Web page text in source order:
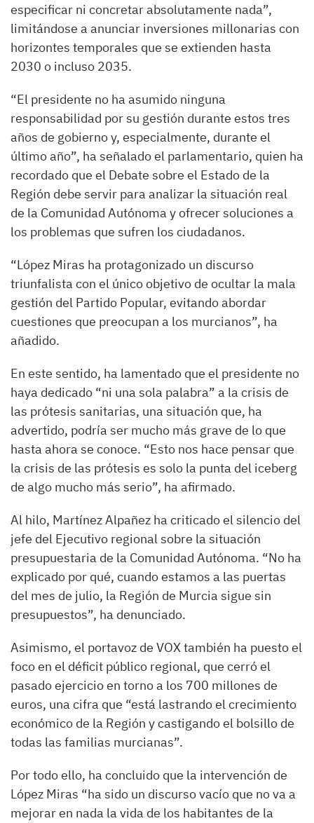
especificar ni concretar absolutamente nada”,
limitándose a anunciar inversiones millonarias con
horizontes temporales que se extienden hasta
2030 o incluso 2035.
“El presidente no ha asumido ninguna
responsabilidad por su gestión durante estos tres
años de gobierno y, especialmente, durante el
último año”, ha señalado el parlamentario, quien ha
recordado que el Debate sobre el Estado de la
Región debe servir para analizar la situación real
de la Comunidad Autónoma y ofrecer soluciones a
los problemas que sufren los ciudadanos.
“López Miras ha protagonizado un discurso
triunfalista con el único objetivo de ocultar la mala
gestión del Partido Popular, evitando abordar
cuestiones que preocupan a los murcianos”, ha
añadido.
En este sentido, ha lamentado que el presidente no
haya dedicado “ni una sola palabra” a la crisis de
las prótesis sanitarias, una situación que, ha
advertido, podría ser mucho más grave de lo que
hasta ahora se conoce. “Esto nos hace pensar que
la crisis de las prótesis es solo la punta del iceberg
de algo mucho más serio”, ha afirmado.
Al hilo, Martínez Alpañez ha criticado el silencio del
jefe del Ejecutivo regional sobre la situación
presupuestaria de la Comunidad Autónoma. “No ha
explicado por qué, cuando estamos a las puertas
del mes de julio, la Región de Murcia sigue sin
presupuestos”, ha denunciado.
Asimismo, el portavoz de VOX también ha puesto el
foco en el déficit público regional, que cerró el
pasado ejercicio en torno a los 700 millones de
euros, una cifra que “está lastrando el crecimiento
económico de la Región y castigando el bolsillo de
todas las familias murcianas”.
Por todo ello, ha concluido que la intervención de
López Miras “ha sido un discurso vacío que no va a
mejorar en nada la vida de los habitantes de la